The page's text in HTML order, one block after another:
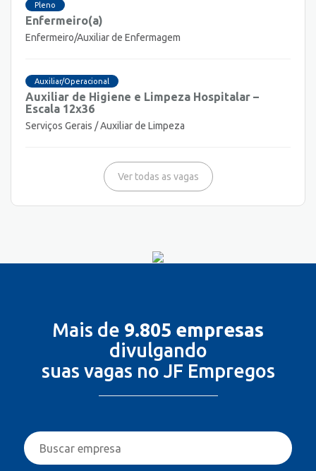
Pleno
Enfermeiro(a)
Enfermeiro/Auxiliar de Enfermagem
Auxiliar/Operacional
Auxiliar de Higiene e Limpeza Hospitalar –
Escala 12x36
Serviços Gerais / Auxiliar de Limpeza
Ver todas as vagas
Mais de 9.805 empresas
divulgando
suas vagas no JF Empregos